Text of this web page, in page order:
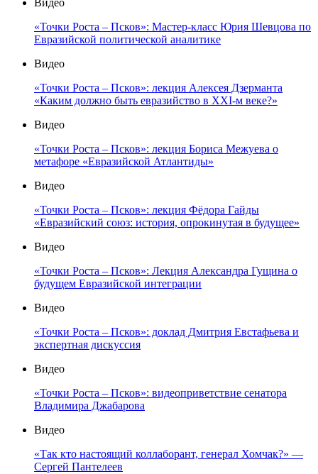
Видео
«Точки Роста – Псков»: Мастер-класс Юрия Шевцова по
Евразийской политической аналитике
Видео
«Точки Роста – Псков»: лекция Алексея Дзерманта
«Каким должно быть евразийство в XXI-м веке?»
Видео
«Точки Роста – Псков»: лекция Бориса Межуева о
метафоре «Евразийской Атлантиды»
Видео
«Точки Роста – Псков»: лекция Фёдора Гайды
«Евразийский союз: история, опрокинутая в будущее»
Видео
«Точки Роста – Псков»: Лекция Александра Гущина о
будущем Евразийской интеграции
Видео
«Точки Роста – Псков»: доклад Дмитрия Евстафьева и
экспертная дискуссия
Видео
«Точки Роста – Псков»: видеоприветствие сенатора
Владимира Джабарова
Видео
«Так кто настоящий коллаборант, генерал Хомчак?» —
Сергей Пантелеев